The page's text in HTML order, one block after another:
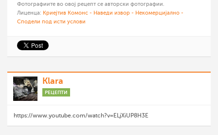
Фотографиите во овој рецепт се авторски фотографии.
Лиценца: Криејтив Комонс - Наведи извор - Некомерцијално -
Сподели под исти услови
Klara
РЕЦЕПТИ
https://www.youtube.com/watch?v=ELjXiUP8H3E